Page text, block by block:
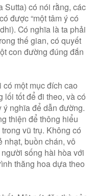
Sutta) có nói rằng, các
được “một tâm ý có
Có nghĩa là ta phải
thế gian, có quyết
con đường đúng đắn
một mục đích cao
lối tốt để đi theo, và có
ý nghĩa để dẫn đường.
thiện để thông hiểu
vũ trụ. Không có
nhạt, buồn chán, vô
sống hài hòa với
thăng hoa dựa theo